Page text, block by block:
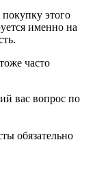
этого
именно на
часто
вас вопрос по
обязательно